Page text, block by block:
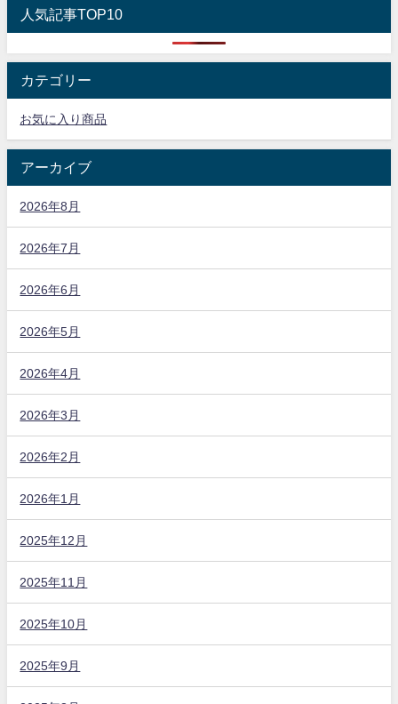
人気記事TOP10
カテゴリー
お気に入り商品
アーカイブ
2026年8月
2026年7月
2026年6月
2026年5月
2026年4月
2026年3月
2026年2月
2026年1月
2025年12月
2025年11月
2025年10月
2025年9月